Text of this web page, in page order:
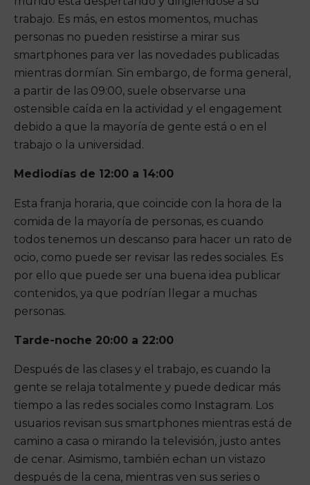
trabajo. Es más, en estos momentos, muchas
personas no pueden resistirse a mirar sus
smartphones para ver las novedades publicadas
mientras dormían. Sin embargo, de forma general,
a partir de las 09:00, suele observarse una
ostensible caída en la actividad y el engagement
debido a que la mayoría de gente está o en el
trabajo o la universidad.
Mediodías de 12:00 a 14:00
Esta franja horaria, que coincide con la hora de la
comida de la mayoría de personas, es cuando
todos tenemos un descanso para hacer un rato de
ocio, como puede ser revisar las redes sociales. Es
por ello que puede ser una buena idea publicar
contenidos, ya que podrían llegar a muchas
personas.
Tarde-noche 20:00 a 22:00
Después de las clases y el trabajo, es cuando la
gente se relaja totalmente y puede dedicar más
tiempo a las redes sociales como Instagram. Los
usuarios revisan sus smartphones mientras está de
camino a casa o mirando la televisión, justo antes
de cenar. Asimismo, también echan un vistazo
después de la cena, mientras ven sus series o